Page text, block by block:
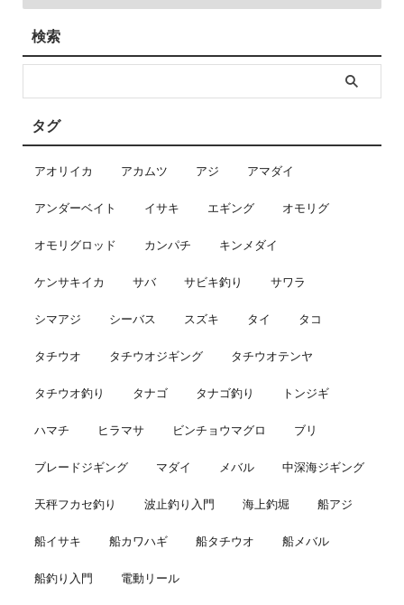
検索
タグ
アオリイカ アカムツ アジ アマダイ
アンダーベイト イサキ エギング オモリグ
オモリグロッド カンパチ キンメダイ
ケンサキイカ サバ サビキ釣り サワラ
シマアジ シーバス スズキ タイ タコ
タチウオ タチウオジギング タチウオテンヤ
タチウオ釣り タナゴ タナゴ釣り トンジギ
ハマチ ヒラマサ ビンチョウマグロ ブリ
ブレードジギング マダイ メバル 中深海ジギング
天秤フカセ釣り 波止釣り入門 海上釣堀 船アジ
船イサキ 船カワハギ 船タチウオ 船メバル
船釣り入門 電動リール